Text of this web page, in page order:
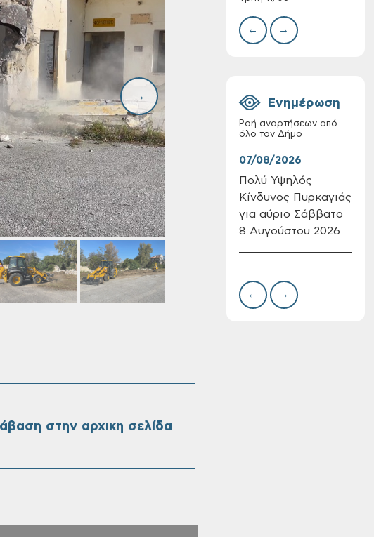
Τακτική συνεδρίαση
Επαναλειτουργία
του συστήματος
SeaTrac στην
← →
Ενημέρωση
Ροή αναρτήσεων από
όλο τον Δήμο
07/08/2026
Πολύ Υψηλός
Κίνδυνος Πυρκαγιάς
για αύριο Σάββατο
8 Αυγούστου 2026
← →
στην αρχικη σελίδα